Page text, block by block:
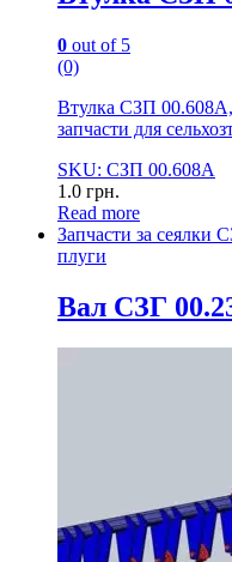
0 out of 5
(0)
Втулка СЗП
запчасти для
SKU: СЗП 00.608А
1.0 грн.
Read more
Запчасти за сеялки
плуги
Вал СЗГ